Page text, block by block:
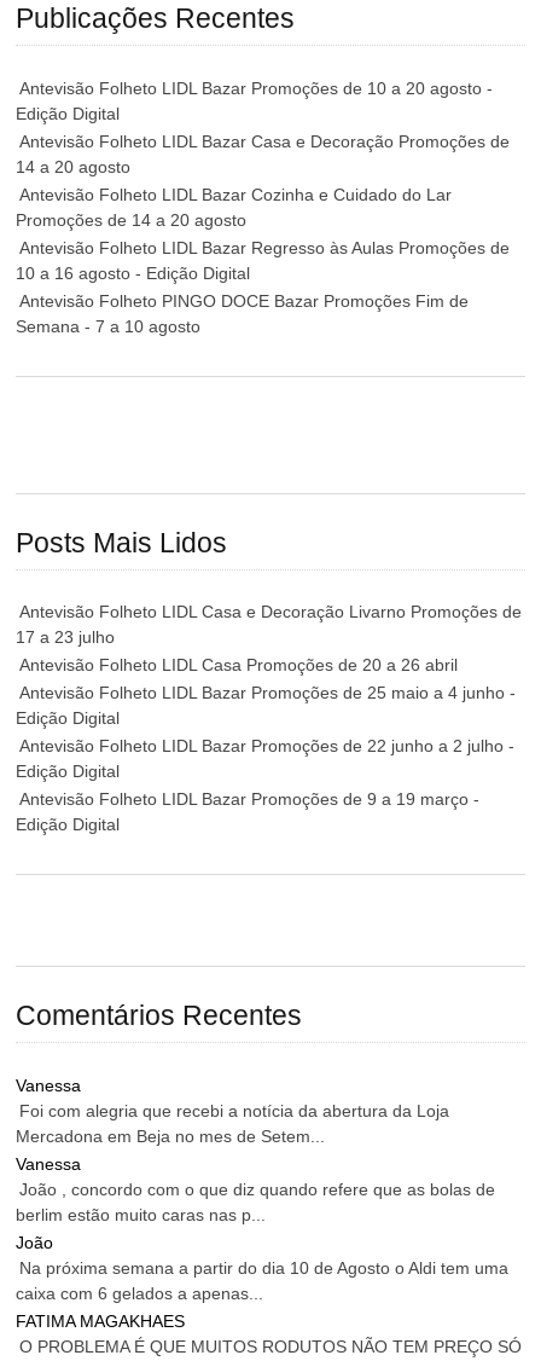
Publicações Recentes
Antevisão Folheto LIDL Bazar Promoções de 10 a 20 agosto -
Edição Digital
Antevisão Folheto LIDL Bazar Casa e Decoração Promoções de
14 a 20 agosto
Antevisão Folheto LIDL Bazar Cozinha e Cuidado do Lar
Promoções de 14 a 20 agosto
Antevisão Folheto LIDL Bazar Regresso às Aulas Promoções de
10 a 16 agosto - Edição Digital
Antevisão Folheto PINGO DOCE Bazar Promoções Fim de
Semana - 7 a 10 agosto
Posts Mais Lidos
Antevisão Folheto LIDL Casa e Decoração Livarno Promoções de
17 a 23 julho
Antevisão Folheto LIDL Casa Promoções de 20 a 26 abril
Antevisão Folheto LIDL Bazar Promoções de 25 maio a 4 junho -
Edição Digital
Antevisão Folheto LIDL Bazar Promoções de 22 junho a 2 julho -
Edição Digital
Antevisão Folheto LIDL Bazar Promoções de 9 a 19 março -
Edição Digital
Comentários Recentes
Vanessa
Foi com alegria que recebi a notícia da abertura da Loja
Mercadona em Beja no mes de Setem...
Vanessa
João , concordo com o que diz quando refere que as bolas de
berlim estão muito caras nas p...
João
Na próxima semana a partir do dia 10 de Agosto o Aldi tem uma
caixa com 6 gelados a apenas...
FATIMA MAGAKHAES
O PROBLEMA É QUE MUITOS RODUTOS NÃO TEM PREÇO SÓ